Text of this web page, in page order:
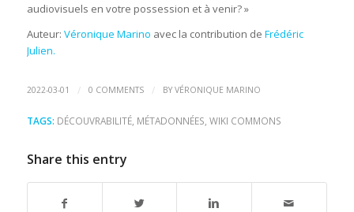
audiovisuels en votre possession et à venir? »
Auteur: Véronique Marino avec la contribution de Frédéric
Julien.
2022-03-01 / 0 COMMENTS / BY VÉRONIQUE MARINO
TAGS: DÉCOUVRABILITÉ, MÉTADONNÉES WIKI COMMONS
Share this entry